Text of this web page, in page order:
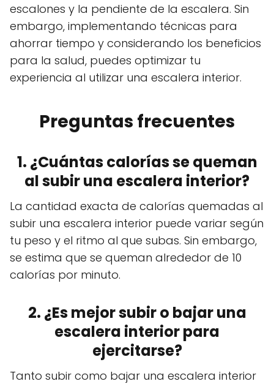
escalones y la pendiente de la escalera. Sin
embargo, implementando técnicas para
ahorrar tiempo y considerando los beneficios
para la salud, puedes optimizar tu
experiencia al utilizar una escalera interior.
Preguntas frecuentes
1. ¿Cuántas calorías se queman
al subir una escalera interior?
La cantidad exacta de calorías quemadas al
subir una escalera interior puede variar según
tu peso y el ritmo al que subas. Sin embargo,
se estima que se queman alrededor de 10
calorías por minuto.
2. ¿Es mejor subir o bajar una
escalera interior para
ejercitarse?
Tanto subir como bajar una escalera interior